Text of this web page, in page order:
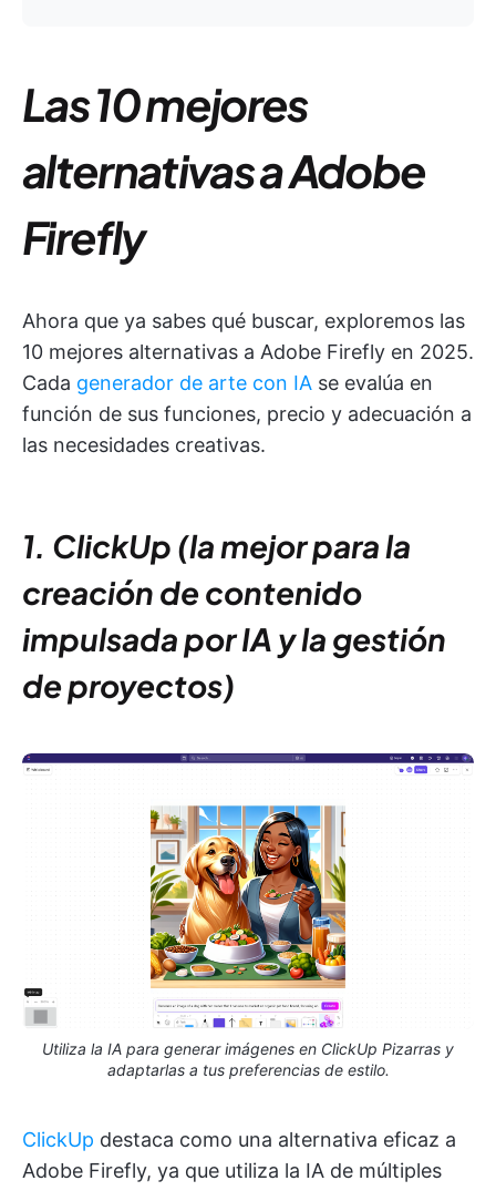
Las 10 mejores
alternativas a Adobe
Firefly
Ahora que ya sabes qué buscar, exploremos las
10 mejores alternativas a Adobe Firefly en 2025.
Cada generador de arte con IA se evalúa en
función de sus funciones, precio y adecuación a
las necesidades creativas.
1. ClickUp (la mejor para la
creación de contenido
impulsada por IA y la gestión
de proyectos)
Utiliza la IA para generar imágenes en ClickUp Pizarras y
adaptarlas a tus preferencias de estilo.
ClickUp destaca como una alternativa eficaz a
Adobe Firefly, ya que utiliza la IA de múltiples